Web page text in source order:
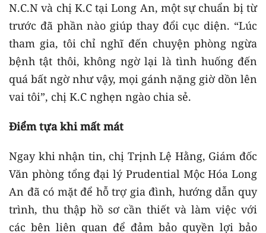
N.C.N và chị K.C tại Long An, một sự chuẩn bị từ
trước đã phần nào giúp thay đổi cục diện. “Lúc
tham gia, tôi chỉ nghĩ đến chuyện phòng ngừa
bệnh tật thôi, không ngờ lại là tình huống đến
quá bất ngờ như vậy, mọi gánh nặng giờ dồn lên
vai tôi”, chị K.C nghẹn ngào chia sẻ.
Điểm tựa khi mất mát
Ngay khi nhận tin, chị Trịnh Lệ Hằng, Giám đốc
Văn phòng tổng đại lý Prudential Mộc Hóa Long
An đã có mặt để hỗ trợ gia đình, hướng dẫn quy
trình, thu thập hồ sơ cần thiết và làm việc với
các bên liên quan để đảm bảo quyền lợi bảo